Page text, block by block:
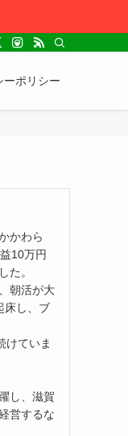
ーポリシー
かわら
10万円
た。
朝活が大
床し、ブ
けていま
し、滋賀
営するな